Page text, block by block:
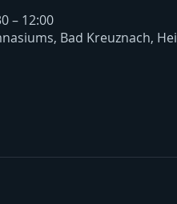
– 12:00
Bad Kreuznach,